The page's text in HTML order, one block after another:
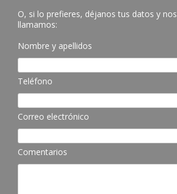
O, si lo prefieres, déjanos tus datos y
llamamos:
Nombre y apellidos
Teléfono
Correo electrónico
Comentarios